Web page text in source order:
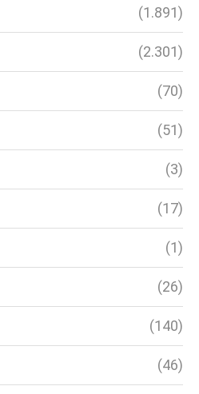
(1.891)
(2.301)
(70)
(51)
(3)
(17)
(1)
(26)
(140)
(46)